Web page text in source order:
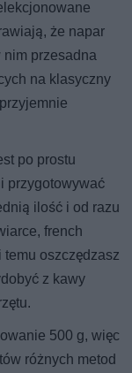
że napar
nim przesadna
na klasyczny
po prostu
przygotowywać
ilość i od razu
french
oszczędzasz
z kawy
500 g, więc
różnych metod